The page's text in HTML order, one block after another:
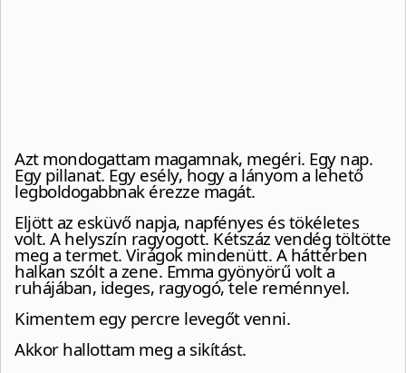
Azt mondogattam magamnak, megéri. Egy nap.
Egy pillanat. Egy esély, hogy a lányom a lehető
legboldogabbnak érezze magát.
Eljött az esküvő napja, napfényes és tökéletes
volt. A helyszín ragyogott. Kétszáz vendég töltötte
meg a termet. Virágok mindenütt. A háttérben
halkan szólt a zene. Emma gyönyörű volt a
ruhájában, ideges, ragyogó, tele reménnyel.
Kimentem egy percre levegőt venni.
Akkor hallottam meg a sikítást.